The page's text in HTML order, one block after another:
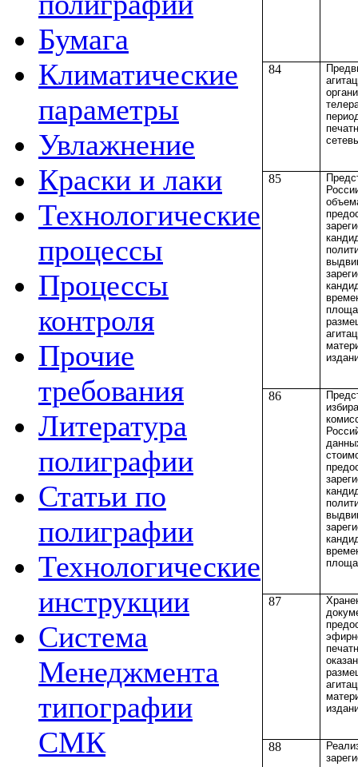
Бумага
Климатические
параметры
Увлажнение
Краски и лаки
Технологические
процессы
Процессы
контроля
Прочие
требования
Литература
полиграфии
Статьи по
полиграфии
Технологические
инструкции
Система
Менеджмента
типографии
СМК
84
85
86
87
88